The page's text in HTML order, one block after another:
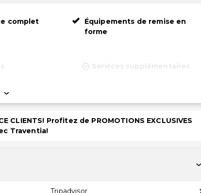
complet
Équipements de remise en
forme
pour vélos
Services supplémentaires
Coffre-fort à la réception
CLIENTS! Profitez de PROMOTIONS EXCLUSIVES
Traventia!
Tripadvisor